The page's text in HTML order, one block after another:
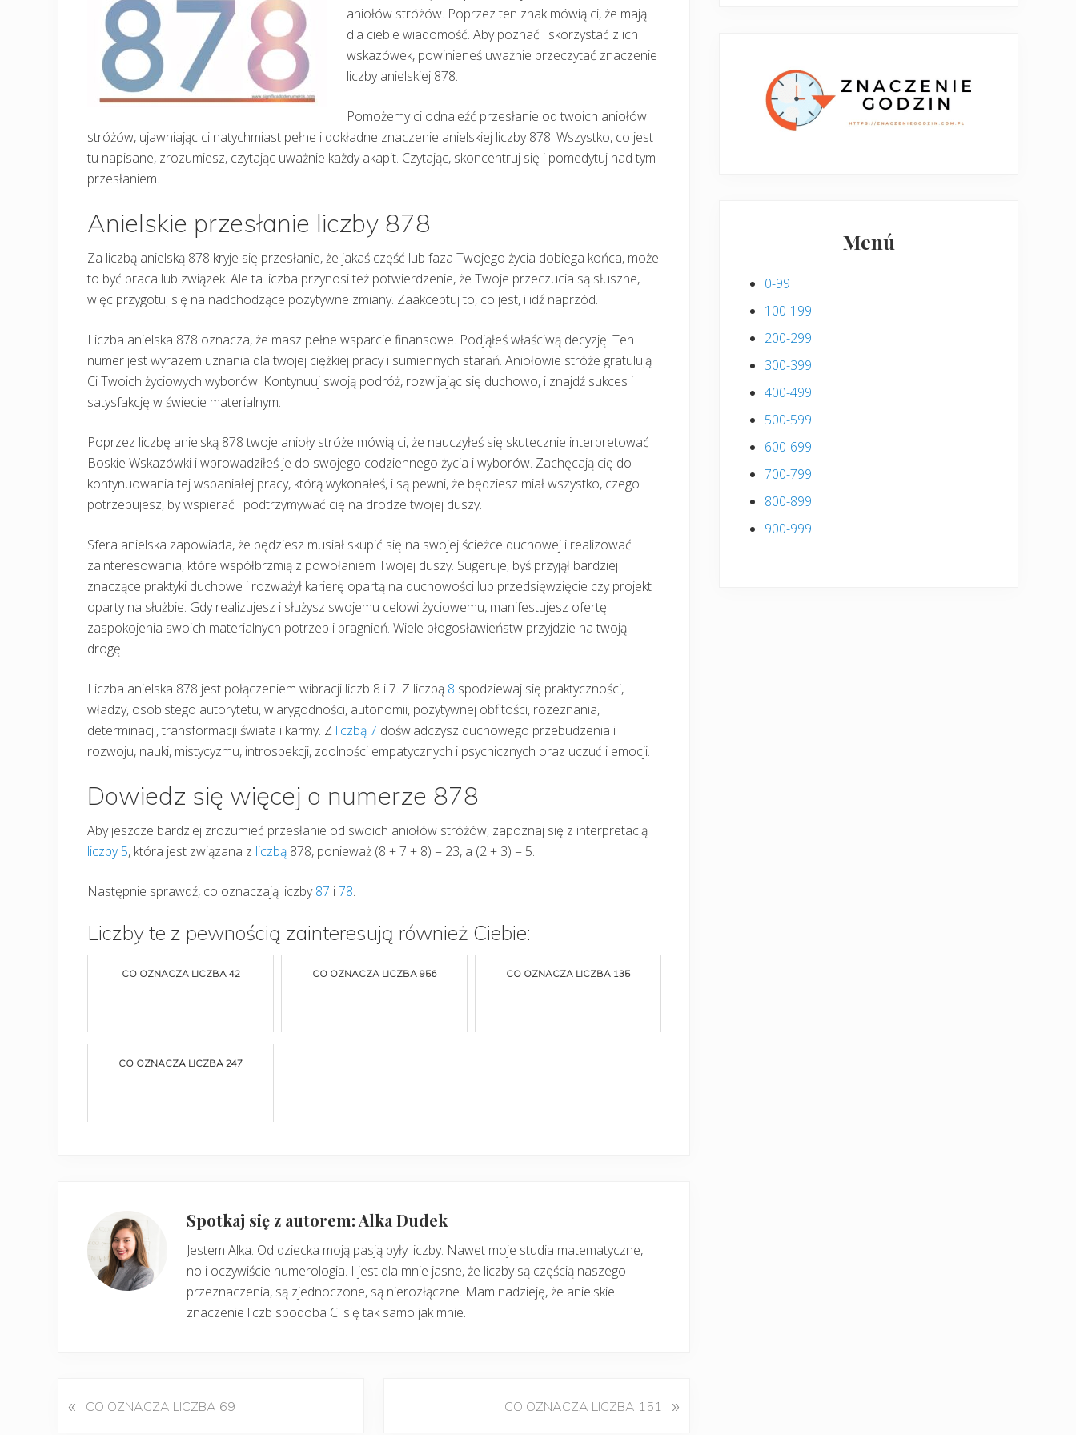
aniołów stróżów. Poprzez ten znak mówią ci, że mają
dla ciebie wiadomość. Aby poznać i skorzystać z ich
wskazówek, powinieneś uważnie przeczytać znaczenie
liczby anielskiej 878.
Pomożemy ci odnaleźć przesłanie od twoich aniołów
stróżów, ujawniając ci natychmiast pełne i dokładne znaczenie anielskiej liczby 878. Wszystko, co jest
tu napisane, zrozumiesz, czytając uważnie każdy akapit. Czytając, skoncentruj się i pomedytuj nad tym
przesłaniem.
Anielskie przesłanie liczby 878
Za liczbą anielską 878 kryje się przesłanie, że jakaś część lub faza Twojego życia dobiega końca, może
to być praca lub związek. Ale ta liczba przynosi też potwierdzenie, że Twoje przeczucia są słuszne,
więc przygotuj się na nadchodzące pozytywne zmiany. Zaakceptuj to, co jest, i idź naprzód.
Liczba anielska 878 oznacza, że masz pełne wsparcie finansowe. Podjąłeś właściwą decyzję. Ten
numer jest wyrazem uznania dla twojej ciężkiej pracy i sumiennych starań. Aniołowie stróże gratulują
Ci Twoich życiowych wyborów. Kontynuuj swoją podróż, rozwijając się duchowo, i znajdź sukces i
satysfakcję w świecie materialnym.
Poprzez liczbę anielską 878 twoje anioły stróże mówią ci, że nauczyłeś się skutecznie interpretować
Boskie Wskazówki i wprowadziłeś je do swojego codziennego życia i wyborów. Zachęcają cię do
kontynuowania tej wspaniałej pracy, którą wykonałeś, i są pewni, że będziesz miał wszystko, czego
potrzebujesz, by wspierać i podtrzymywać cię na drodze twojej duszy.
Sfera anielska zapowiada, że będziesz musiał skupić się na swojej ścieżce duchowej i realizować
zainteresowania, które współbrzmią z powołaniem Twojej duszy. Sugeruje, byś przyjął bardziej
znaczące praktyki duchowe i rozważył karierę opartą na duchowości lub przedsięwzięcie czy projekt
oparty na służbie. Gdy realizujesz i służysz swojemu celowi życiowemu, manifestujesz ofertę
zaspokojenia swoich materialnych potrzeb i pragnień. Wiele błogosławieństw przyjdzie na twoją
drogę.
Liczba anielska 878 jest połączeniem wibracji liczb 8 i 7. Z liczbą 8 spodziewaj się praktyczności,
władzy, osobistego autorytetu, wiarygodności, autonomii, pozytywnej obfitości, rozeznania,
determinacji, transformacji świata i karmy. Z liczbą 7 doświadczysz duchowego przebudzenia i
rozwoju, nauki, mistycyzmu, introspekcji, zdolności empatycznych i psychicznych oraz uczuć i emocji.
Dowiedz się więcej o numerze 878
Aby jeszcze bardziej zrozumieć przesłanie od swoich aniołów stróżów, zapoznaj się z interpretacją
liczby 5, która jest związana z liczbą 878, ponieważ (8 + 7 + 8) = 23, a (2 + 3) = 5.
Następnie sprawdź, co oznaczają liczby87 i78.
Liczby te z pewnością zainteresują również Ciebie:
CO OZNACZA LICZBA 42 CO OZNACZA LICZBA 956 CO OZNACZA LICZBA 135
CO OZNACZA LICZBA 247
Spotkaj się z autorem: Alka Dudek
Jestem Alka. Od dziecka moją pasją były liczby. Nawet moje studia matematyczne,
no i oczywiście numerologia. I jest dla mnie jasne, że liczby są częścią naszego
przeznaczenia, są zjednoczone, są nierozłączne. Mam nadzieję, że anielskie
znaczenie liczb spodoba Ci się tak samo jak mnie.
P
« CO OZNACZA LICZBA 69 CO OZNACZA LICZBA 151 »
Menú
0-99
100-199
200-299
300-399
400-499
500-599
600-699
700-799
800-899
900-999